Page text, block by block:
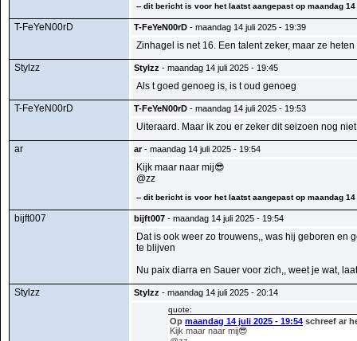
-- dit bericht is voor het laatst aangepast op maandag
T-FeYeN00rD T-FeYeN00rD - maandag 14 juli 2025 - 19:39
Zinhagel is net 16. Een talent zeker, maar ze
Stylzz
Stylzz - maandag 14 juli 2025 - 19:45
Als t goed genoeg is, is t oud genoeg
T-FeYeN00rD
T-FeYeN00rD - maandag 14 juli 2025 - 19:53
Uiteraard. Maar ik zou er zeker dit seizoen nog
ar
ar- maandag 14 juli 2025 - 19:54
Kijk maar naar mij😎
@zz
-- dit bericht is voor het laatst aangepast op maandag
bijft007 bijft007 - maandag 14 juli 2025 - 19:54
Dat is ook weer zo trouwens,, was hij geboren en
te blijven
Nu paix diarra en Sauer voor zich,, weet je wat,
Stylzz
Stylzz - maandag 14 juli 2025 - 20:14
quote:
Op maandag 14 juli 2025 - 19:54 schreef ar
Kijk maar naar mij😎